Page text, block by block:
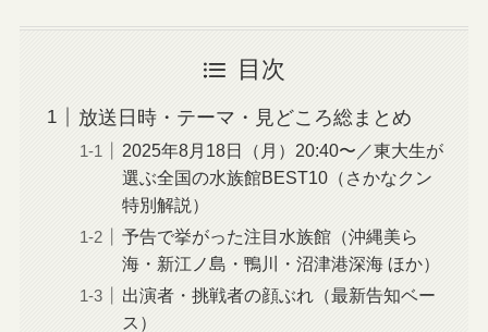
目次
放送日時・テーマ・見どころ総まとめ
2025年8月18日（月）20:40〜／東大生が
選ぶ全国の水族館BEST10（さかなクン
特別解説）
予告で挙がった注目水族館（沖縄美ら
海・新江ノ島・鴨川・沼津港深海 ほか）
出演者・挑戦者の顔ぶれ（最新告知ベー
ス）